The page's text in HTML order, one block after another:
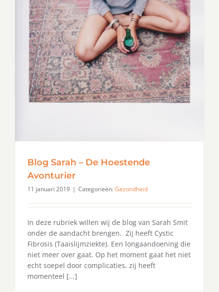
Blog Sarah – De Hoestende
Avonturier
11 januari 2019 | Categorieën:Gezondheid
In deze rubriek willen wij de blog van Sarah Smit
onder de aandacht brengen. Zij heeft Cystic
Fibrosis (Taaislijmziekte). Een longaandoening die
niet meer over gaat. Op het moment gaat het niet
echt soepel door complicaties, zij heeft
momenteel [...]